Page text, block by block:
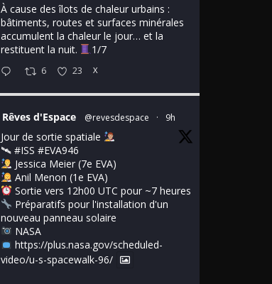
À cause des îlots de chaleur urbains :
bâtiments, routes et surfaces minérales
accumulent la chaleur le jour… et la
restituent la nuit.
1/7
6 23 X
Rêves d'Espace @revesdespace · 9h
Jour de sortie spatiale
🛰 #ISS #EVA946
Jessica Meier (7e EVA)
Anil Menon (1e EVA)
Sortie vers 12h00 UTC pour ~7 heures
Préparatifs pour l'installation d'un
nouveau panneau solaire
NASA
https://plus.nasa.gov/scheduled-
video/u-s-spacewalk-96/